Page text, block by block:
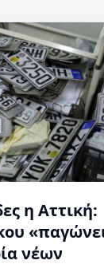
η Αττική:
νέων